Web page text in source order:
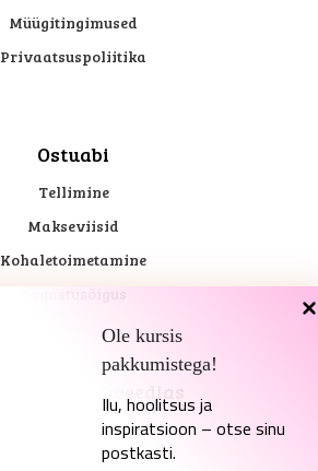
Müügitingimused
Privaatsuspoliitika
Ostuabi
Tellimine
Makseviisid
Kohaletoimetamine
Tagastusõigus
Ole kursis
pakkumistega!
Ilu, hoolitsus ja
inspiratsioon – otse sinu
postkasti.